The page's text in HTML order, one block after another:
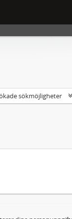
sökmöjligheter